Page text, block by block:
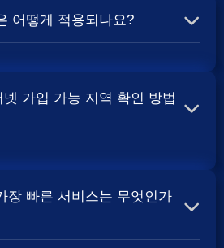
다. 다만, 인터넷 상품 및 프로모션
어떻게 적용되나요?
니다. 할인 금액과 조건은 카드사 및
니다. 합리적인
가입 가능 지역 확인 방법
면 가입 가능한 상품 및 속도를 확
치 가능한 회선 종류(광랜, FTTH 등)
장 빠른 서비스는 무엇인가